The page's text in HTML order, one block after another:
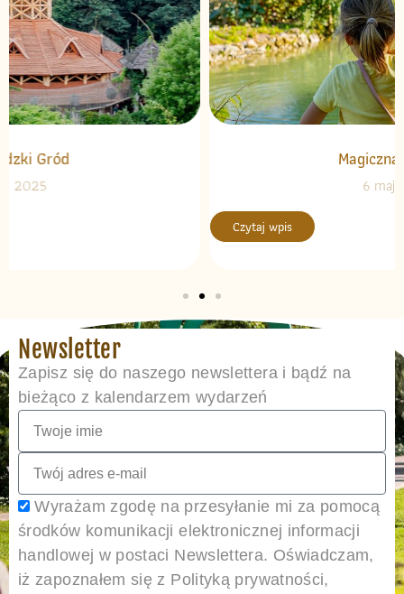
Newsletter
Zapisz się do naszego newslettera i bądź na
bieżąco z kalendarzem wydarzeń
Wyrażam zgodę na przesyłanie mi za pomocą
środków komunikacji elektronicznej informacji
handlowej w postaci Newslettera. Oświadczam,
iż zapoznałem się z Polityką prywatności,